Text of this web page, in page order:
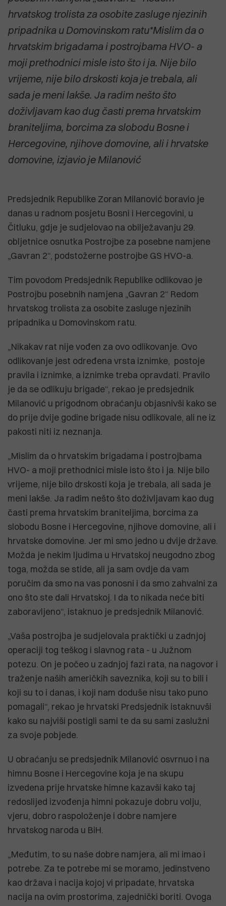
hrvatskog trolista za osobite zasluge njezinih
pripadnika u Domovinskom ratu*Mislim da o
hrvatskim brigadama i postrojbama HVO- a
moji prethodnici misle isto što i ja. Nije bilo
vrijeme, nije bilo drskosti koja je trebala, ali
sada je meni lakše. Ja radim nešto što
doživljavam kao dug časti prema hrvatskim
braniteljima, borcima za slobodu Bosne i
Hercegovine, njihove domovine, ali i hrvatske
domovine, izjavio je Milanović
Predsjednik Republike Zoran Milanović boravio je
danas u radnom posjetu Bosni i Hercegovini, u
Čitluku, gdje je sudjelovao na obilježavanju 29.
obljetnice osnutka Postrojbe za posebne namjene
„Gavran 2“, podstožerne postrojbe GS HVO-a.
Tim povodom Predsjednik Republike odlikovao je
Postrojbu posebnih namjena „Gavran 2“ Redom
hrvatskog trolista za osobite zasluge njezinih
pripadnika u Domovinskom ratu.
„Nikakav rat nije vođen za ovo odlikovanje. Ovo
odlikovanje jest određena vrsta iznimke, postoje
pravila i iznimke, a iznimke treba opravdati. Pravilo
je da se odlikuju brigade“, rekao je predsjednik
Milanović u prigodnom obraćanju objasnivši kako se
do prije dvije godine brigade nisu odlikovale, ali ne iz
pakosti niti iz neznanja.
„Mislim da o hrvatskim brigadama i postrojbama
HVO- a moji prethodnici misle isto što i ja. Nije bilo
vrijeme, nije bilo drskosti koja je trebala, ali sada je
meni lakše. Ja radim nešto što doživljavam kao dug
časti prema hrvatskim braniteljima, borcima za
slobodu Bosne i Hercegovine, njihove domovine, ali i
hrvatske domovine. Jer mi smo jedno u dvije države.
Možda je nekim ljudima u Hrvatskoj neugodno zbog
toga, možda se stide, ali ja sam ovdje da vam
poručim da smo na vas ponosni i da smo zahvalni za
ono što ste dali Hrvatskoj. I da to nikada neće biti
zaboravljeno“, istaknuo je predsjednik Milanović.
„Vaša postrojba je sudjelovala praktički u zadnjoj
operaciji tog teškog i slavnog rata - u Južnom
potezu. On je počeo u zadnjoj fazi rata, na nagovor i
traženje naših američkih saveznika, koji su to bili i
koji su to i danas, i koji nam doduše nisu tako puno
pomagali“, rekao je hrvatski Predsjednik istaknuvši
kako su najviši postigli sami te da su sami zaslužni
za svoje pobjede.
U obraćanju se predsjednik Milanović osvrnuo i na
himnu Bosne i Hercegovine koja je na skupu
izvedena prije hrvatske himne kazavši kako taj
redoslijed izvođenja himni pokazuje dobru volju,
vjeru, dobro raspoloženje i dobre namjere
hrvatskog naroda u BiH.
„Međutim, to su naše dobre namjera, ali mi imao i
potrebe. Za te potrebe mi se moramo, jedinstveno
kao država i nacija kojoj vi pripadate, hrvatska
nacija na ovim prostorima, zajednički boriti. Ovoga